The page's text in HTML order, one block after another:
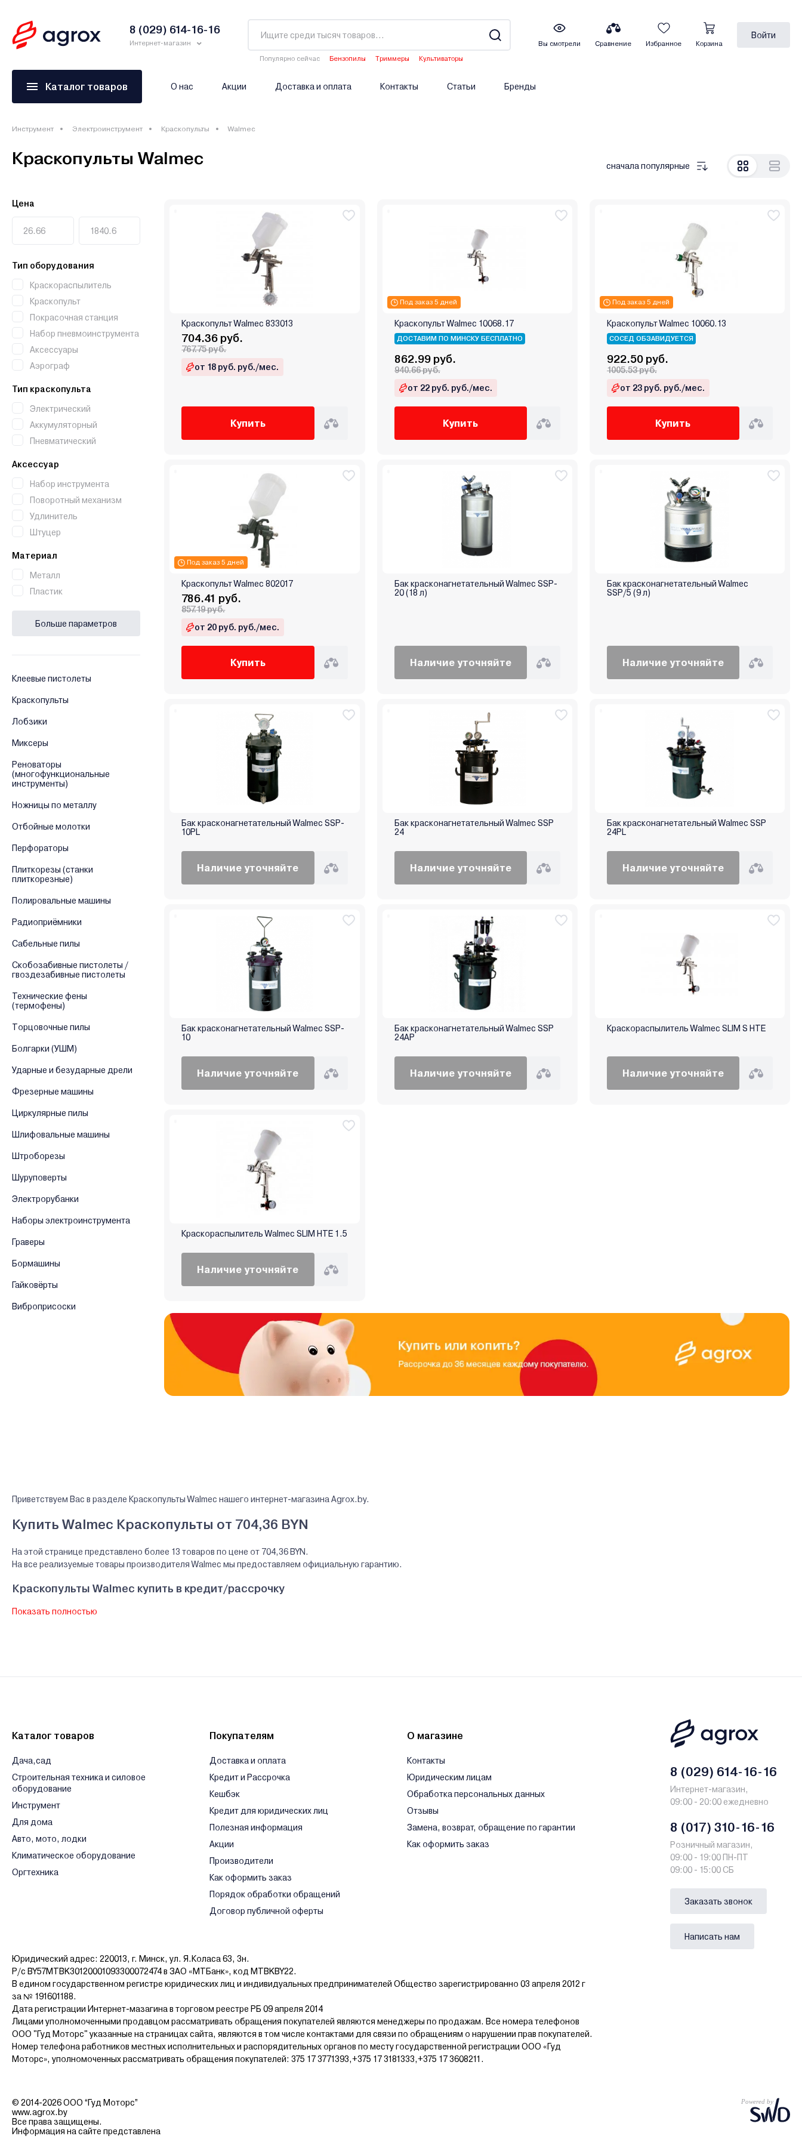
8 (029) 614-16-16
Интернет-магазин
Популярно сейчас Бензопилы Триммеры
Культиваторы
Вы смотрели Сравнение Избранное Корзина
Войти
Каталог товаров О нас Акции Доставка и оплата Контакты Статьи Бренды
Инструмент Электроинструмент Краскопульты Walmec
Краскопульты Walmec сначала популярные
Цена
Тип оборудования
Краскораспылитель
Краскопульт
Покрасочная станция
Набор пневмоинструмента
Аксессуары
Аэрограф
Тип краскопульта
Электрический
Аккумуляторный
Пневматический
Аксессуар
Набор инструмента
Поворотный механизм
Удлинитель
Штуцер
Материал
Металл
Пластик
Больше параметров
Клеевые пистолеты
Краскопульты
Лобзики
Миксеры
Реноваторы
(многофункциональные
инструменты)
Ножницы по металлу
Отбойные молотки
Перфораторы
Плиткорезы (станки
плиткорезные)
Полировальные машины
Радиоприёмники
Сабельные пилы
Скобозабивные пистолеты /
гвоздезабивные пистолеты
Технические фены
(термофены)
Торцовочные пилы
Болгарки (УШМ)
Ударные и безударные дрели
Фрезерные машины
Циркулярные пилы
Шлифовальные машины
Штроборезы
Шуруповерты
Электрорубанки
Наборы электроинструмента
Граверы
Бормашины
Гайковёрты
Виброприсоски
Краскопульт Walmec 833013
704.36 руб.
767.75 руб.
от 18 руб. руб./мес.
Купить
Под заказ 5 дней
Краскопульт Walmec 10068.17
ДОСТАВИМ ПО МИНСКУ БЕСПЛАТНО
862.99 руб.
940.66 руб.
от 22 руб. руб./мес.
Купить
Под заказ 5 дней
Краскопульт Walmec 10060.13
СОСЕД ОБЗАВИДУЕТСЯ
922.50 руб.
1005.53 руб.
от 23 руб. руб./мес.
Купить
Под заказ 5 дней
Краскопульт Walmec 802017
786.41 руб.
857.19 руб.
от 20 руб. руб./мес.
Купить
Бак красконагнетательный Walmec SSP-
20 (18 л)
Наличие уточняйте
Бак красконагнетательный Walmec
SSP/5 (9 л)
Наличие уточняйте
Бак красконагнетательный Walmec SSP-
10PL
Наличие уточняйте
Бак красконагнетательный Walmec SSP
24
Наличие уточняйте
Бак красконагнетательный Walmec SSP
24PL
Наличие уточняйте
Бак красконагнетательный Walmec SSP-
10
Наличие уточняйте
Бак красконагнетательный Walmec SSP
24AP
Наличие уточняйте
Краскораспылитель Walmec SLIM S HTE
Наличие уточняйте
Краскораспылитель Walmec SLIM HTE 1.5
Наличие уточняйте
Приветствуем Вас в разделе Краскопульты Walmec нашего интернет-магазина Agrox.by.
Купить Walmec Краскопульты от 704,36 BYN
На этой странице представлено более 13 товаров по цене от 704,36 BYN.
На все реализуемые товары производителя Walmec мы предоставляем официальную гарантию.
Краскопульты Walmec купить в кредит/рассрочку
В нашем интернет-магазине Вы можете приобристи товары Walmec за наличный и безналичный расчет. А также в кредит, рассрочку и лизинг - у нас только самые выгодные условия от
Производитель Walmec -
Показать полностью
Каталог товаров
Дача,сад
Строительная техника и силовое
оборудование
Инструмент
Для дома
Авто, мото, лодки
Климатическое оборудование
Оргтехника
Покупателям
Доставка и оплата
Кредит и Рассрочка
Кешбэк
Кредит для юридических лиц
Полезная информация
Акции
Производители
Как оформить заказ
Порядок обработки обращений
Договор публичной оферты
О магазине
Контакты
Юридическим лицам
Обработка персональных данных
Отзывы
Замена, возврат, обращение по гарантии
Как оформить заказ
Юридический адрес: 220013, г. Минск, ул. Я.Коласа 63, 3н.
Р/с BY57MTBK30120001093300072474 в ЗАО «МТБанк», код MTBKBY22.
В едином государственном регистре юридических лиц и индивидуальных предпринимателей Общество зарегистрированно 03 апреля 2012 г
за № 191601188.
Дата регистрации Интернет-мазагина в торговом реестре РБ 09 апреля 2014
Лицами уполномоченными продавцом рассматривать обращения покупателей являются менеджеры по продажам. Все номера телефонов
ООО "Гуд Моторс" указанные на страницах сайта, являются в том числе контактами для связи по обращениям о нарушении прав покупателей.
Номер телефона работников местных исполнительных и распорядительных органов по месту государственной регистрации ООО «Гуд
Моторс», уполномоченных рассматривать обращения покупателей: 375 17 3771393,+375 17 3181333,+375 17 3608211.
8 (029) 614-16-16
Интернет-магазин,
09:00 - 20:00 ежедневно
8 (017) 310-16-16
Розничный магазин,
09:00 - 19:00 ПН-ПТ
09:00 - 15:00 СБ
Заказать звонок
Написать нам
© 2014-2026 ООО “Гуд Моторс”
www.agrox.by
Все права защищены.
Информация на сайте представлена